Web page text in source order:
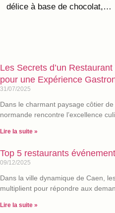
délice à base de chocolat,…
Les Secrets d’un
pour une Expérience
31/07/2025
Dans le charmant paysage côtier
normande rencontre l’excellence
Lire la suite »
Top 5 restaurants
09/12/2025
Dans la ville dynamique de Caen,
multiplient pour répondre aux
Lire la suite »